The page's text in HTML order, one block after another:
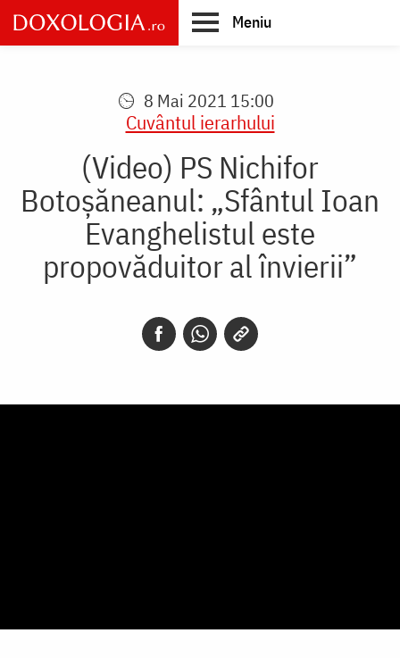
Skip
to
main
Meniu
8 Mai 2021 15:00
Cuvântul ierarhului
(Video) PS Nichifor
Botoșăneanul: „Sfântul Ioan
Evanghelistul este
propovăduitor al învierii”